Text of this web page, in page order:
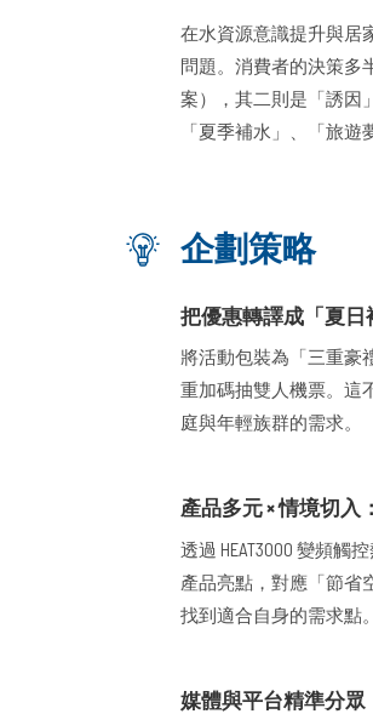
在水資源意識提升與居
問題。消費者的決策多
案），其二則是「誘因
「夏季補水」、「旅
企劃策略
把優惠轉譯成「夏
將活動包裝為「三重豪
重加碼抽雙人機票。這
庭與年輕族群的需求。
產品多元 × 情境切
透過 HEAT3000 變頻觸
產品亮點，對應「節省
找到適合自身的需求點。
媒體與平台精準分